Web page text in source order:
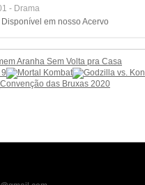
- Drama
Disponível em nosso Acervo